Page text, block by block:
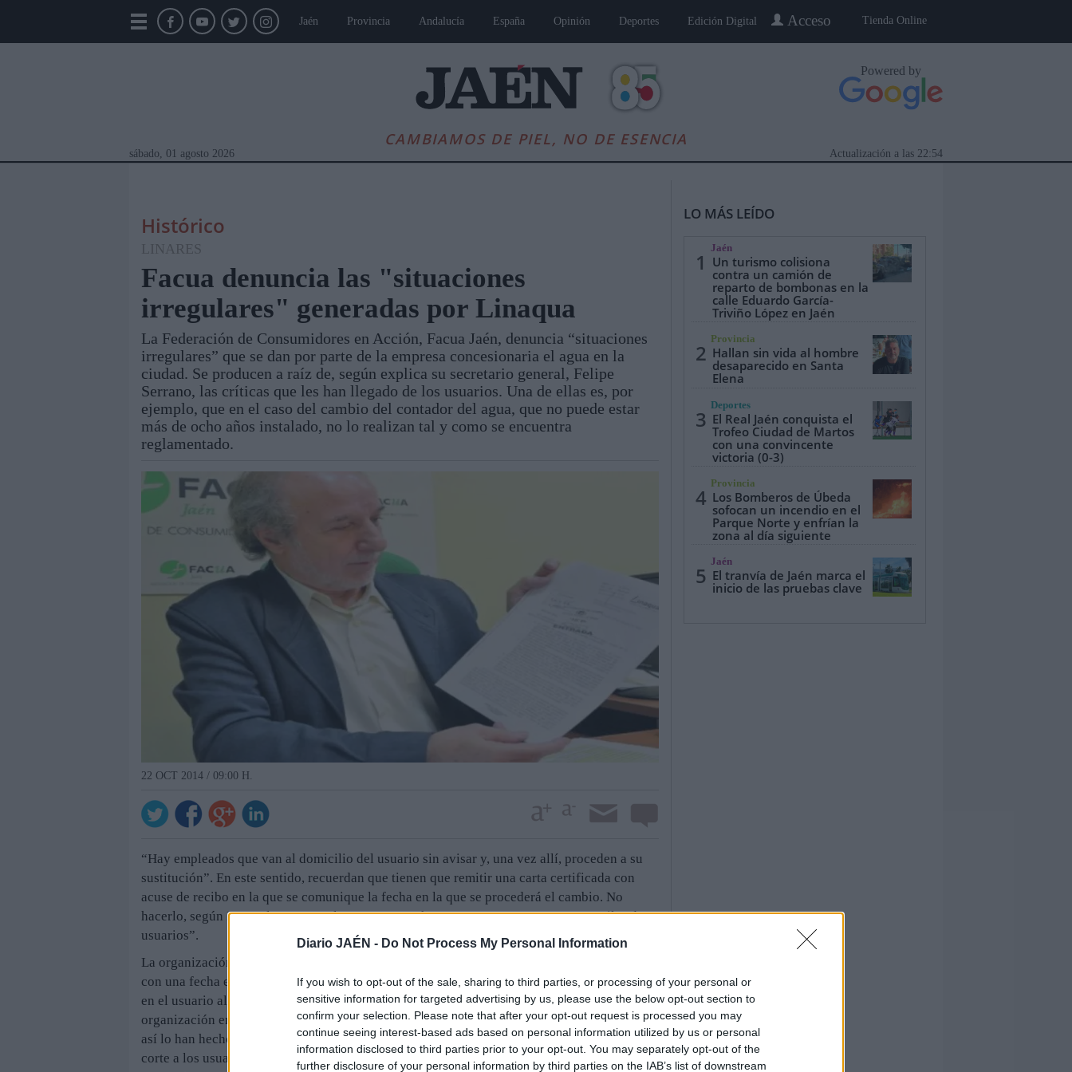
Diario JAÉN - Do Not Process My Personal Information
If you wish to opt-out of the sale, sharing to third parties, or processing of your personal or
sensitive information for targeted advertising by us, please use the below opt-out section to
confirm your selection. Please note that after your opt-out request is processed you may
continue seeing interest-based ads based on personal information utilized by us or personal
information disclosed to third parties prior to your opt-out. You may separately opt-out of the
further disclosure of your personal information by third parties on the IAB’s list of downstream
Tienda Online
Acceso
Jaén Provincia Andalucía España Opinión Deportes Edición Digital
CAMBIAMOS DE PIEL, NO DE ESENCIA
Powered by
sábado, 01 agosto 2026 22:54
Actualización a las
Módulos Portada Jaén Provincia Linares Andalucía Internacional Opinión Cultura Jaén, Pueblo a Pueblo Gente
Histórico
LINARES
Facua denuncia las "situaciones
irregulares" generadas por Linaqua
La Federación de Consumidores en Acción, Facua Jaén, denuncia “situaciones
irregulares” que se dan por parte de la empresa concesionaria el agua en la
ciudad. Se producen a raíz de, según explica su secretario general, Felipe
Serrano, las críticas que les han llegado de los usuarios. Una de ellas es, por
ejemplo, que en el caso del cambio del contador del agua, que no puede estar
más de ocho años instalado, no lo realizan tal y como se encuentra
reglamentado.
22 OCT 2014 / 09:00 H.
“Hay empleados que van al domicilio del usuario sin avisar y, una vez allí, proceden a su
sustitución”. En este sentido, recuerdan que tienen que remitir una carta certificada con
acuse de recibo en la que se comunique la fecha en la que se procederá el cambio. No
hacerlo, según Facua, le supone a la empresa un ahorro en sus gastos ya que son miles de
usuarios”.
La organización también tiene constancia de casos en los que envían el aviso de cambio
con una fecha en la que no se presentan. Lo hacen antes o después, lo que origina molestia
en el usuario al tener que esperar al trabajador, además de un “despropósito” de
organización en este servicio. Además, desde la Federación de Consumidores recriminan, y
así lo han hecho llegar a los partidos políticos con representación en el Ayuntamiento, el
corte a los usuarios del suministro del agua durante el pasado verano sin el previo aviso
LO MÁS LEÍDO
1
Jaén
Un turismo colisiona
contra un camión de
reparto de bombonas en la
calle Eduardo García-
Triviño López en Jaén
2
Provincia
Hallan sin vida al hombre
desaparecido en Santa
Elena
3
Deportes
El Real Jaén conquista el
Trofeo Ciudad de Martos
con una convincente
victoria (0-3)
4
Provincia
Los Bomberos de Úbeda
sofocan un incendio en el
Parque Norte y enfrían la
zona al día siguiente
5
Jaén
El tranvía de Jaén marca el
inicio de las pruebas clave